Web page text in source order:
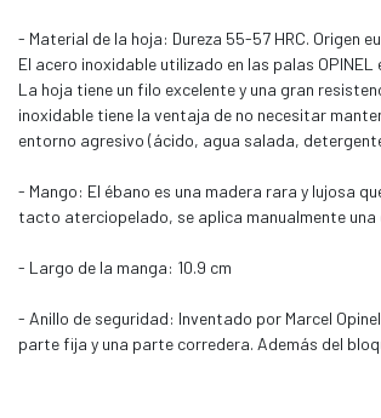
- Material de la hoja: Dureza 55-57 HRC. Origen
El acero inoxidable utilizado en las palas
La hoja tiene un filo excelente y una gran
inoxidable tiene la ventaja de no necesitar
entorno agresivo (ácido, agua salada,
- Mango: El ébano es una madera rara y lujosa
tacto aterciopelado, se aplica manualmente una
- Largo de la manga: 10.9 cm
- Anillo de seguridad: Inventado por Marcel
parte fija y una parte corredera. Además del